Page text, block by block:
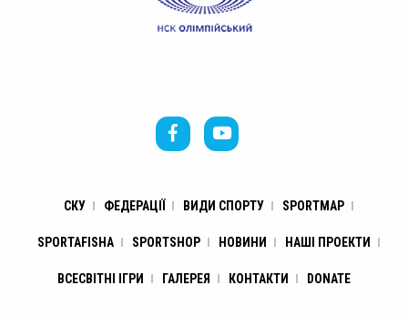
СКУ ФЕДЕРАЦІЇ ВИДИ СПОРТУ SPORTMAP
SPORTAFISHA SPORTSHOP НОВИНИ НАШІ ПРОЕКТИ
ВСЕСВІТНІ ІГРИ ГАЛЕРЕЯ КОНТАКТИ DONATE